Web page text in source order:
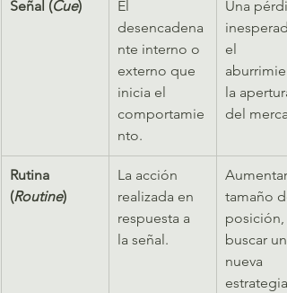
Señal (Cue)
El
desencadena
nte interno o
externo que
inicia el
comportamie
nto.
Una
el
la apertura
del
Rutina
(Routine)
La acción
realizada en
respuesta a
la señal.
Aumentar
tamaño
posición,
buscar
nueva
estrategia,